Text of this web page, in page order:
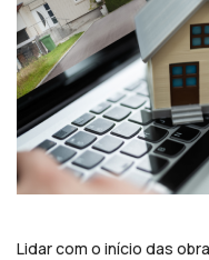
Lidar com o início das